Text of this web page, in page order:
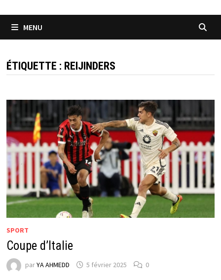
MENU
ÉTIQUETTE : REIJINDERS
SPORT
Coupe d’Italie
parYA AHMEDD 5 février 2025 0